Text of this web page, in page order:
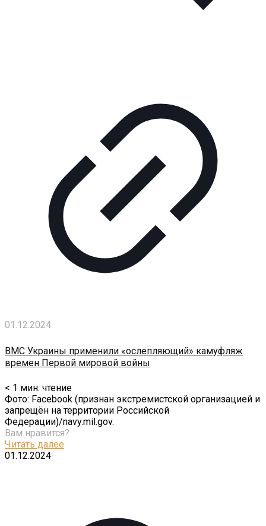
01.12.2024
ВМС Украины применили «ослепляющий» камуфляж
времен Первой мировой войны
< 1 мин. чтение
Фото: Facebook (признан экстремистской организацией и
запрещён на территории Российской
Федерации)/navy.mil.gov.
Вам нравится?
Читать далее
01.12.2024